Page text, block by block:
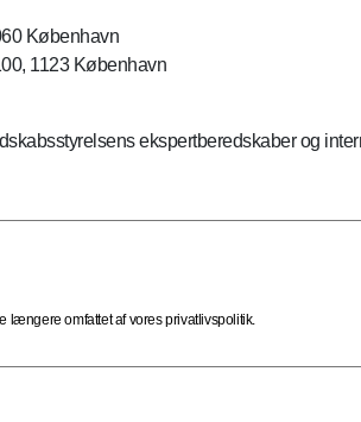
København
1123 København
ekspertberedskaber og
længere omfattet af vores privatlivspolitik.